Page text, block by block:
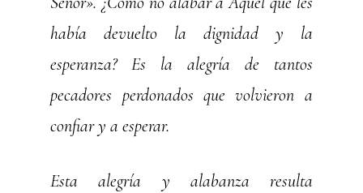
había devuelto la dignidad y la
esperanza? Es la alegría de tantos
pecadores perdonados que volvieron a
confiar y a esperar.
Esta alegría y alabanza resulta